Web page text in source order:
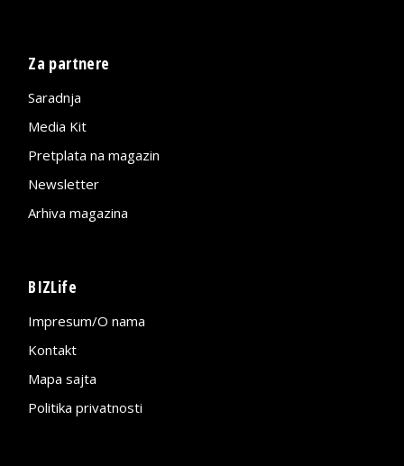
Za partnere
Saradnja
Media Kit
Pretplata na magazin
Newsletter
Arhiva magazina
BIZLife
Impresum/O nama
Kontakt
Mapa sajta
Politika privatnosti